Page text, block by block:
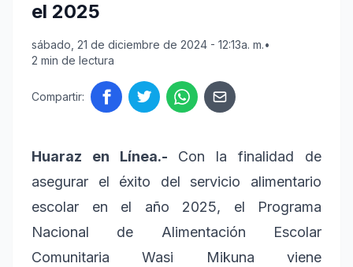
el 2025
sábado, 21 de diciembre de 2024 - 12:13a. m.•
2 min de lectura
Compartir:
Huaraz en Línea.- Con la finalidad de
asegurar el éxito del servicio alimentario
escolar en el año 2025, el Programa
Nacional de Alimentación Escolar
Comunitaria Wasi Mikuna viene